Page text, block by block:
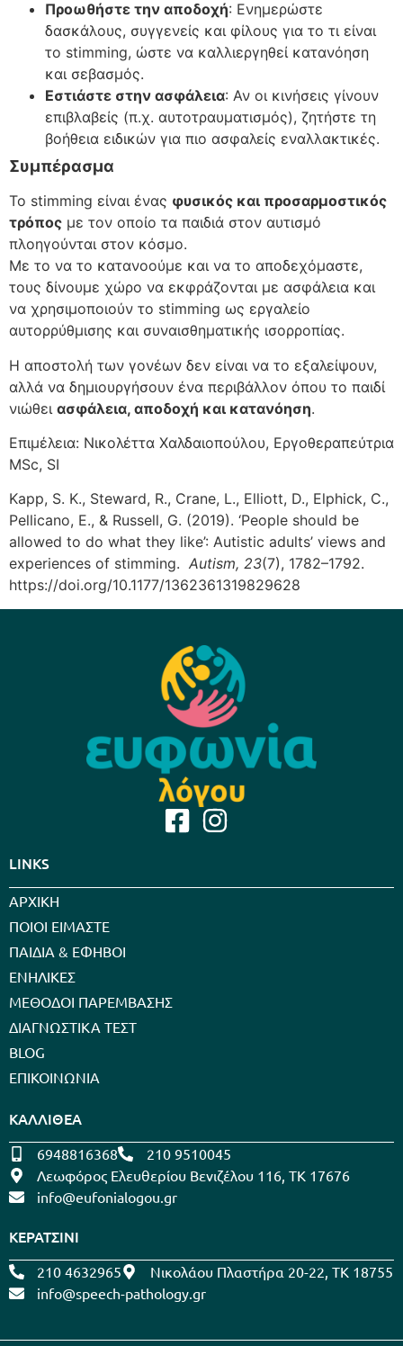
Προωθήστε την αποδοχή: Ενημερώστε
δασκάλους, συγγενείς και φίλους για το τι είναι
το stimming, ώστε να καλλιεργηθεί κατανόηση
και σεβασμός.
Εστιάστε στην ασφάλεια: Αν οι κινήσεις γίνουν
επιβλαβείς (π.χ. αυτοτραυματισμός), ζητήστε τη
βοήθεια ειδικών για πιο ασφαλείς εναλλακτικές.
Συμπέρασμα
Το stimming είναι ένας φυσικός και προσαρμοστικός
τρόπος με τον οποίο τα παιδιά στον αυτισμό
πλοηγούνται στον κόσμο.
Με το να το κατανοούμε και να το αποδεχόμαστε,
τους δίνουμε χώρο να εκφράζονται με ασφάλεια και
να χρησιμοποιούν το stimming ως εργαλείο
αυτορρύθμισης και συναισθηματικής ισορροπίας.
Η αποστολή των γονέων δεν είναι να το εξαλείψουν,
αλλά να δημιουργήσουν ένα περιβάλλον όπου το παιδί
νιώθει ασφάλεια, αποδοχή και κατανόηση.
Επιμέλεια: Νικολέττα Χαλδαιοπούλου, Εργοθεραπεύτρια
MSc, SI
Kapp, S. K., Steward, R., Crane, L., Elliott, D., Elphick, C.,
Pellicano, E., & Russell, G. (2019). ‘People should be
allowed to do what they like’: Autistic adults’ views and
experiences of stimming. ​ Autism, 23(7), 1782–1792.
https://doi.org/10.1177/1362361319829628
LINKS
ΑΡΧΙΚΗ
ΠΟΙΟΙ ΕΙΜΑΣΤΕ
ΠΑΙΔΙΑ & ΕΦΗΒΟΙ
ΕΝΗΛΙΚΕΣ
ΜΕΘΟΔΟΙ ΠΑΡΕΜΒΑΣΗΣ
ΔΙΑΓΝΩΣΤΙΚΑ ΤΕΣΤ
BLOG
ΕΠΙΚΟΙΝΩΝΙΑ
ΚΑΛΛΙΘΕΑ
6948816368
210 9510045
Λεωφόρος Ελευθερίου Βενιζέλου 116, ΤΚ 17676
info@eufonialogou.gr
ΚΕΡΑΤΣΙΝΙ
210 4632965
Νικολάου Πλαστήρα 20-22, ΤΚ 18755
info@speech-pathology.gr